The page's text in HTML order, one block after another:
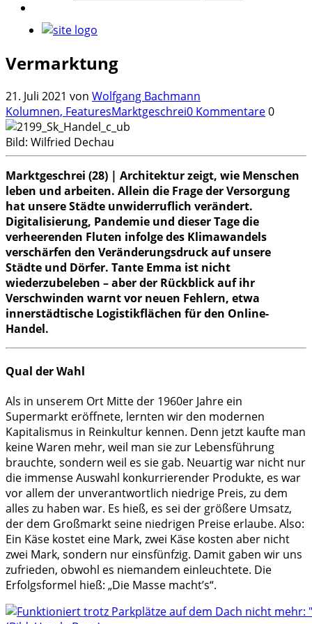
Vermarktung
21. Juli 2021 von Wolfgang Bachmann
Kolumnen, FeaturesMarktgeschrei0 Kommentare0
Bild: Wilfried Dechau
Marktgeschrei (28) | Architektur zeigt, wie Menschen
leben und arbeiten. Allein die Frage der Versorgung
hat unsere Städte unwiderruflich verändert.
Digitalisierung, Pandemie und dieser Tage die
verheerenden Fluten infolge des Klimawandels
verschärfen den Veränderungsdruck auf unsere
Städte und Dörfer. Tante Emma ist nicht
wiederzubeleben – aber der Rückblick auf ihr
Verschwinden warnt vor neuen Fehlern, etwa
innerstädtische Logistikflächen für den Online-
Handel.
Qual der Wahl
Als in unserem Ort Mitte der 1960er Jahre ein
Supermarkt eröffnete, lernten wir den modernen
Kapitalismus in Reinkultur kennen. Denn jetzt kaufte man
keine Waren mehr, weil man sie zur Lebensführung
brauchte, sondern weil es sie gab. Neuartig war nicht nur
die immense Auswahl konkurrierender Produkte, es war
vor allem der unverantwortlich niedrige Preis, zu dem
alles zu haben war. Es hieß, es sei der größere Umsatz,
der dem Großmarkt seine niedrigen Preise erlaube. Also:
Ein Käse kostet eine Mark, zwei Käse kosten aber nicht
zwei Mark, sondern nur einsfünfzig. Damit gaben wir uns
zufrieden, obwohl es niemandem einleuchtete. Die
Erfolgsformel hieß: „Die Masse macht’s“.